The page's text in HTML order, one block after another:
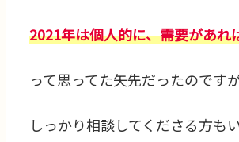
2021年は個人的に、需要があれ
って思ってた矢先だったのです
しっかり相談してくださる方も